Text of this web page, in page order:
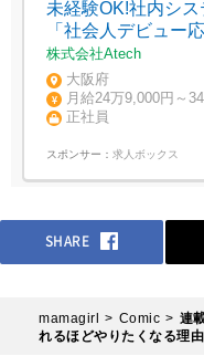
未経験OK!社内シ
「社会人デビュー応
株式会社Atech
大阪府
月給24万9,000円～
正社員
スポンサー： 求人ボックス
SHARE
mamagirl Comic
連
れるほどやりたくなる理由